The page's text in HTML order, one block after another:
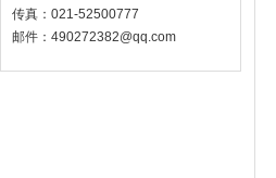
传真：021-52500777
邮件：490272382@qq.com